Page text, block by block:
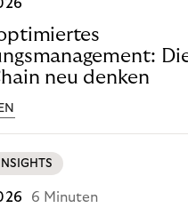
neu denken
INSIGHTS
6 Minuten